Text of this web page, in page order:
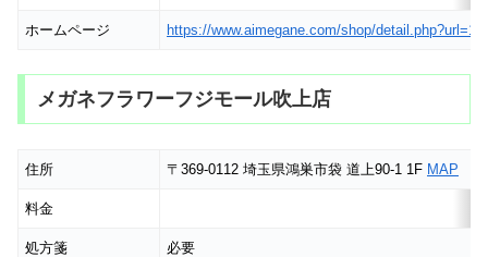
ホームページ https://www.aimegane.com/shop/
メガネフラワーフジモール吹上店
住所 〒369-0112 埼玉県鴻巣市袋 道上90-1 1F MAP
料金
処方箋 必要